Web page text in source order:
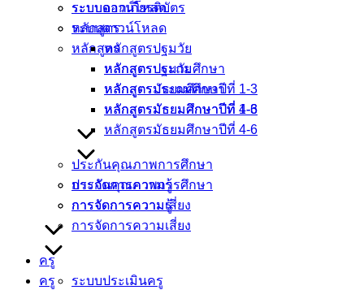
ระบบดาวน์โหลด
หลักสูตร
หลักสูตรปฐมวัย
หลักสูตรประถมศึกษา
หลักสูตรมัธยมศึกษาปีที่ 1-3
หลักสูตรมัธยมศึกษาปีที่ 4-6
ประกันคุณภาพการศึกษา
การจัดการความรู้
การจัดการความเสี่ยง
ครู
ระบบประเมินครู
ระบบออกเกียรติบัตร
ระบบดาวน์โหลด
หลักสูตร
หลักสูตรปฐมวัย
หลักสูตรประถมศึกษา
หลักสูตรมัธยมศึกษาปีที่ 1-3
หลักสูตรมัธยมศึกษาปีที่ 4-6
ประกันคุณภาพการศึกษา
การจัดการความรู้
การจัดการความเสี่ยง
ครู